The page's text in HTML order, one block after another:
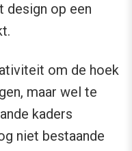
design op een
om de hoek
maar wel te
kaders
niet bestaande